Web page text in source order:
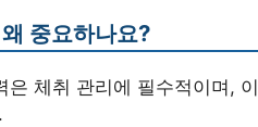
중요하나요?
체취 관리에 필수적이며,